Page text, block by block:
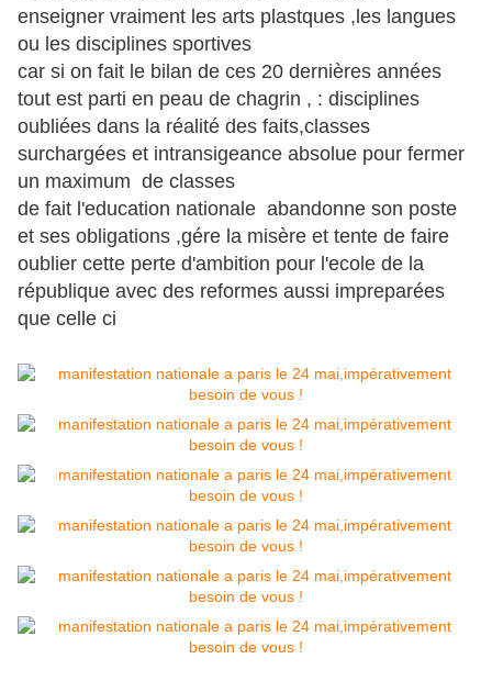
enseigner vraiment les arts plastques ,les langues
ou les disciplines sportives
car si on fait le bilan de ces 20 dernières années
tout est parti en peau de chagrin , : disciplines
oubliées dans la réalité des faits,classes
surchargées et intransigeance absolue pour fermer
un maximum de classes
de fait l'education nationale abandonne son poste
et ses obligations ,gére la misère et tente de faire
oublier cette perte d'ambition pour l'ecole de la
république avec des reformes aussi impreparées
que celle ci